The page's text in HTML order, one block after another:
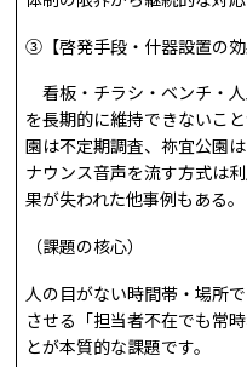
③【啓発手段・什器設置の効
看板・チラシ・ベンチ・
を長期的に維持できないこ
園は不定期調査、祢宜公園
ナウンス音声を流す方式は
果が失われた他事例もある。
（課題の核心）
人の目がない時間帯・場所
させる「担当者不在でも常
とが本質的な課題です。